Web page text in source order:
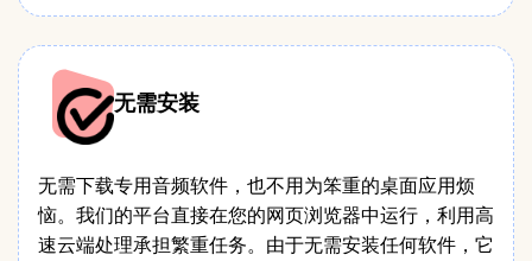
无需安装
无需下载专用音频软件，也不用为笨重的桌面应用烦
恼。我们的平台直接在您的网页浏览器中运行，利用高
速云端处理承担繁重任务。由于无需安装任何软件，它